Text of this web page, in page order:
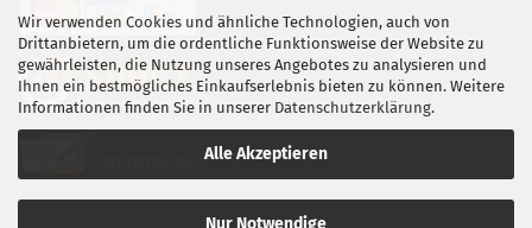
Wir verwenden Cookies und ähnliche Technologien, auch von
Drittanbietern, um die ordentliche Funktionsweise der Website zu
gewährleisten, die Nutzung unseres Angebotes zu analysieren und
Ihnen ein bestmögliches Einkaufserlebnis bieten zu können. Weitere
Informationen finden Sie in unserer Datenschutzerklärung.
Alle Akzeptieren
Nur Notwendige